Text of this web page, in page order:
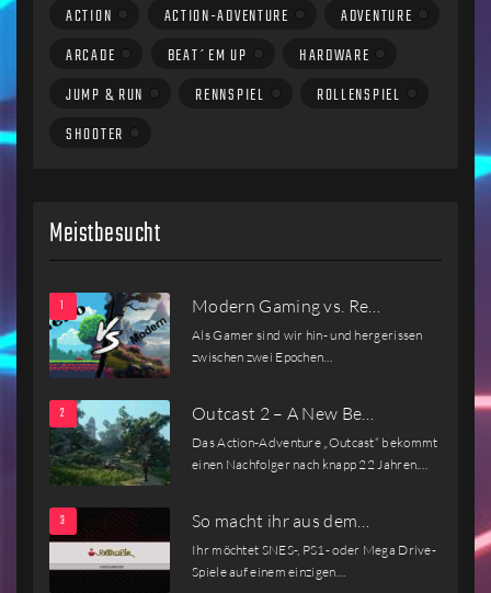
ACTION ACTION-ADVENTURE
ADVENTURE
ARCADE
BEAT´EM UP
HARDWARE
JUMP & RUN
RENNSPIEL
ROLLENSPIEL
SHOOTER
Meistbesucht
Modern Gaming vs. Re…
Als Gamer sind wir hin- und hergerissen
zwischen zwei Epochen…
Outcast 2 – A New Be…
Das Action-Adventure „Outcast“ bekommt
einen Nachfolger nach knapp 22 Jahren.…
So macht ihr aus dem…
Ihr möchtet SNES-, PS1- oder Mega Drive-
Spiele auf einem einzigen…